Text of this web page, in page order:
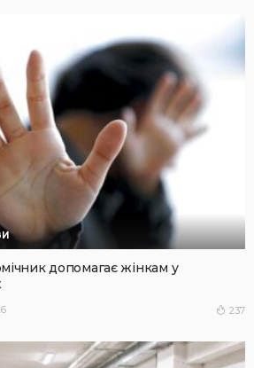
допомагає жінкам у
237